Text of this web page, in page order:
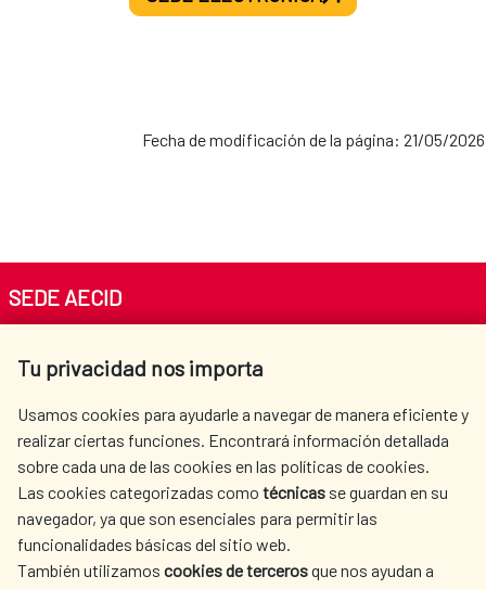
Fecha de modificación de la página: 21/05/2026
Tu privacidad nos importa
Usamos cookies para ayudarle a navegar de manera eficiente y
realizar ciertas funciones. Encontrará información detallada
sobre cada una de las cookies en las políticas de cookies.
Las cookies categorizadas como técnicas se guardan en su
navegador, ya que son esenciales para permitir las
funcionalidades básicas del sitio web.
También utilizamos cookies de tercerosque nos ayudan a
SEDE AECID
Tel. +34 900 20 30 54​​​​​​​
AECID
OÙ NOUS COOPÉRONS
L'ACTION HUMANITAIRE
ESPAGNOLE
SALLE DE PRESSE
CULTURE ET SCIENCE BIBLIOTHÈQUE